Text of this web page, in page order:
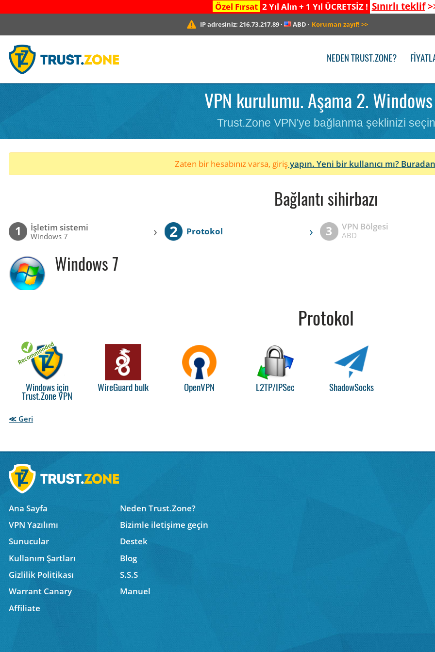
Özel Fırsat 2 Yıl Alın + 1 Yıl ÜCRETSİZ ! Sınırlı teklif
IP adresiniz: 216.73.217.89· ABD · Koruman zayıf! >>
NEDEN TRUST.ZONE?
VPN kurulumu. Aşama 2. Windows
Trust.Zone VPN'ye bağlanma şeklinizi seçin
Zaten bir hesabınız varsa, girişyapın. Yeni bir kullanıcı mı?
Bağlantı sihirbazı
1 İşletim sistemi
Windows 7 › 2 Protokol › 3 VPN Bölgesi
ABD
Windows 7
Protokol
Windows için
Trust.Zone VPN
WireGuard bulk OpenVPN L2TP/IPSec ShadowSocks
≪ Geri
Ana Sayfa
Neden Trust.Zone?
VPN Yazılımı
Bizimle iletişime geçin
Sunucular
Destek
Kullanım Şartları
Blog
Gizlilik Politikası
S.S.S
Warrant Canary
Manuel
Affiliate